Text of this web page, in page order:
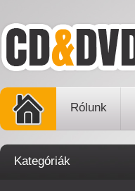
Rólunk
Kategóriák